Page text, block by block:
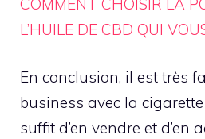
L’HUILE DE CBD QUI
En conclusion, il est très
business avec la
suffit d’en vendre et d’en